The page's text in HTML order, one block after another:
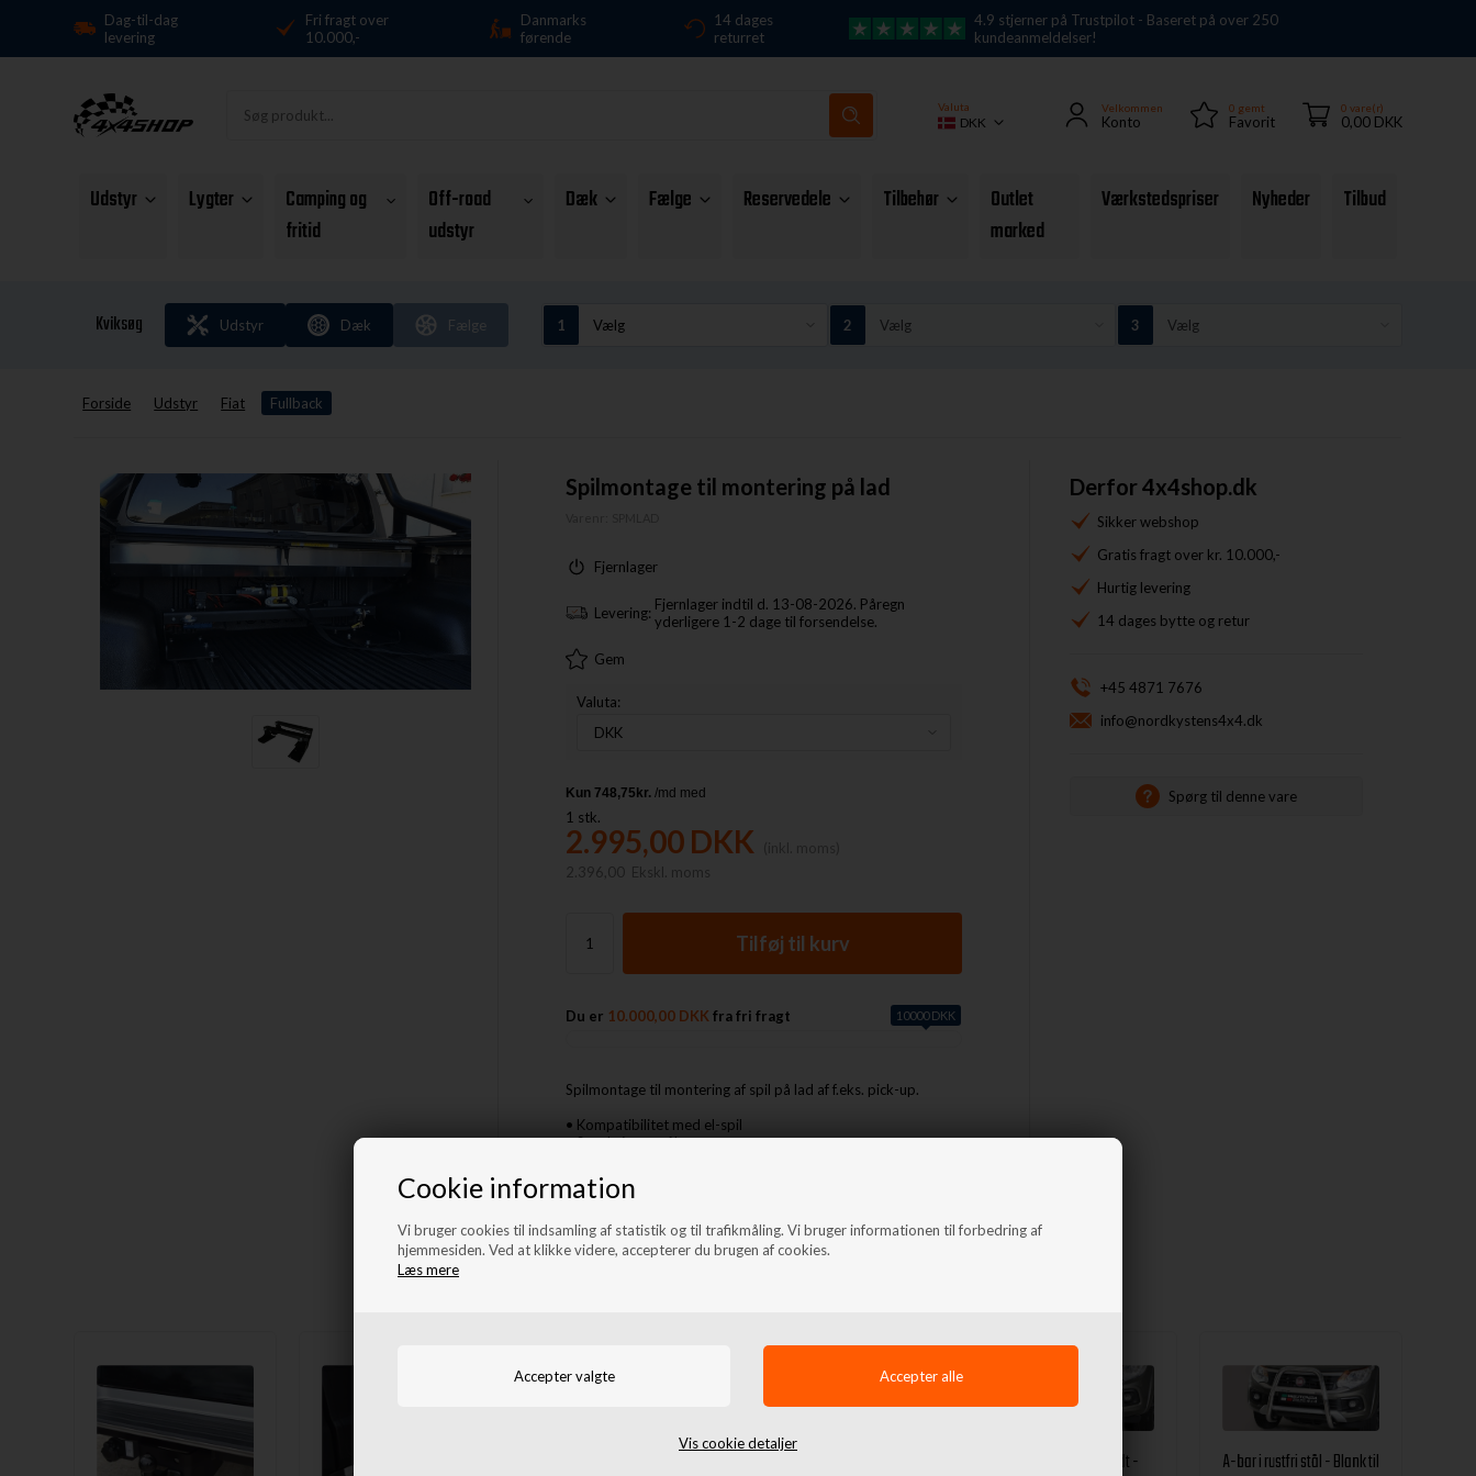
Cookie information
Vi bruger cookies til indsamling af statistik og til trafikmåling. Vi bruger informationen til forbedring af
hjemmesiden. Ved at klikke videre, accepterer du brugen af cookies.
Læs mere
Vis cookie detaljer
Dag-til-dag
levering
Fri fragt over
10.000,-
Danmarks
førende
14 dages
returret
4.9 stjerner på Trustpilot - Baseret på over 250
kundeanmeldelser!
Valuta
DKK
Velkommen
Konto
0 gemt
Favorit
0 vare(r)
0,00 DKK
Udstyr Lygter
Camping og
fritid
Off-road
udstyr
Dæk Fælge Reservedele Tilbehør
Outlet
marked
Værkstedspriser Nyheder Tilbud
Kviksøg Udstyr Dæk Fælge
Forside Udstyr Fiat Fullback
Spilmontage til montering på lad
Fjernlager
Levering: Fjernlager indtil d. 13-08-2026. Påregn
yderligere 1-2 dage til forsendelse.
Gem
Valuta:
1 stk.
2.995,00 DKK
2.396,00
Ekskl. moms
Du er 10.000,00 DKK fra fri fragt 10000 DKK
Spilmontage til montering af spil på lad af f.eks. pick-up.
• Kompatibilitet med el-spil
• Stærk 6mm stålramme
• 2 stk ekstra stærke kroge
• Mål: 105 x 40 x 16 cm
Derfor 4x4shop.dk
Sikker webshop
Gratis fragt over kr. 10.000,-
Hurtig levering
14 dages bytte og retur
+45 4871 7676
info@nordkystens4x4.dk
Spørg til denne vare
A-bar City EU godkendt -
A-bar i rustfri stål - Blank til